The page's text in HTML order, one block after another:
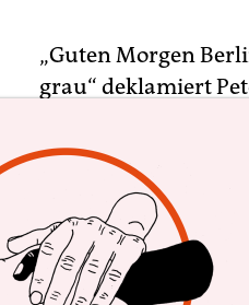
„Guten Morgen
grau“ deklamiert
wie Berlin –
wie: Kapital.